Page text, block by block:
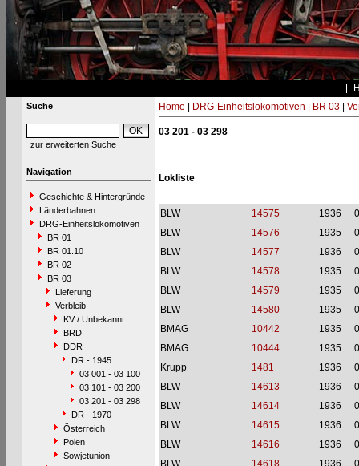
Suche
zur erweiterten Suche
Navigation
Geschichte & Hintergründe
Länderbahnen
DRG-Einheitslokomotiven
BR 01
BR 01.10
BR 02
BR 03
Lieferung
Verbleib
KV / Unbekannt
BRD
DDR
DR - 1945
03 001 - 03 100
03 101 - 03 200
03 201 - 03 298
DR - 1970
Österreich
Polen
Sowjetunion
Home DRG-Einheitslokomotiven BR 03|
03 201 - 03 298
Lokliste
BLW 14575 1936
BLW
14576 1935
BLW
14577 1936
BLW
14578 1935
BLW
14579 1935
BLW
14580 1935
BMAG
10442 1935
BMAG
10444 1935
Krupp
1481 1936
BLW
14613 1936
BLW
14614 1936
BLW
14615 1936
BLW
14616 1936
BLW
14618 1936